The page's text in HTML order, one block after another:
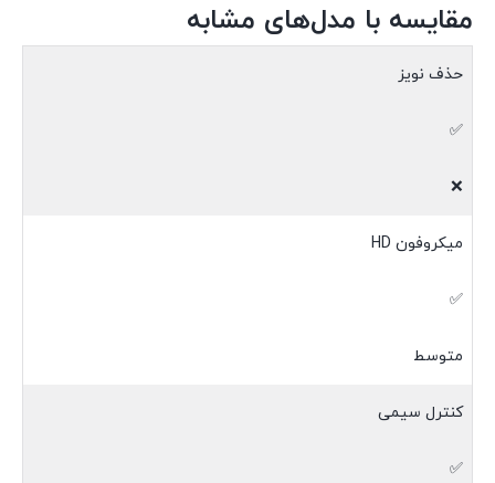
مقایسه با مدل‌های مشابه
حذف نویز
✅
❌
میکروفون HD
✅
متوسط
کنترل سیمی
✅